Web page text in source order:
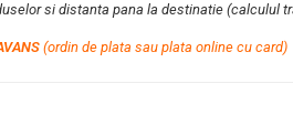
si distanta pana la destinatie (calculul
(ordin de plata sau plata online cu card)